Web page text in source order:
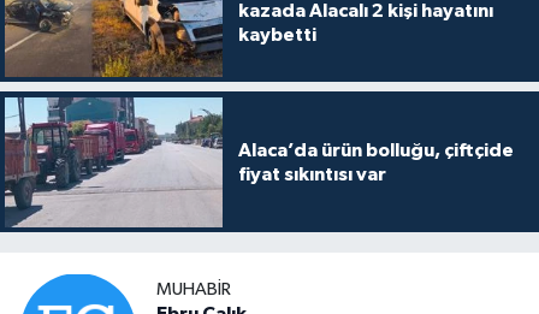
kazada Alacalı 2 kişi hayatını
kaybetti
Alaca’da ürün bolluğu, çiftçide
fiyat sıkıntısı var
MUHABIR